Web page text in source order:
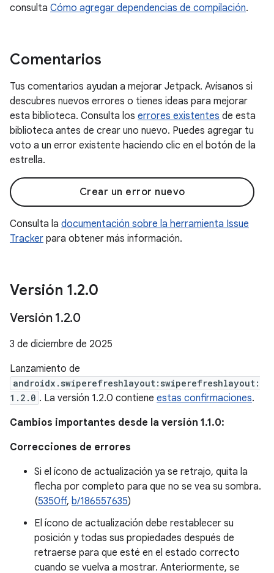
consulta Cómo agregar dependencias de compilación.
Comentarios
Tus comentarios ayudan a mejorar Jetpack. Avísanos si
descubres nuevos errores o tienes ideas para mejorar
esta biblioteca. Consulta los errores existentes de esta
biblioteca antes de crear uno nuevo. Puedes agregar tu
voto a un error existente haciendo clic en el botón de la
estrella.
Crear un error nuevo
Consulta la documentación sobre la herramienta Issue
Tracker para obtener más información.
Versión 1.2.0
Versión 1.2.0
3 de diciembre de 2025
Lanzamiento de
androidx.swiperefreshlayout:swiperefreshlayout:
1.2.0 . La versión 1.2.0 contiene estas confirmaciones.
Cambios importantes desde la versión 1.1.0:
Correcciones de errores
Si el ícono de actualización ya se retrajo, quita la
flecha por completo para que no se vea su sombra.
(5350ff, b/186557635)
El ícono de actualización debe restablecer su
posición y todas sus propiedades después de
retraerse para que esté en el estado correcto
cuando se vuelva a mostrar. Anteriormente, se